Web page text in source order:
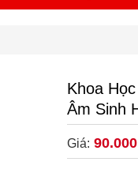
Khoa
Âm Sinh
Giá: